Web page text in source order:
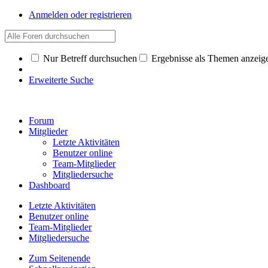
Anmelden oder registrieren
Nur Betreff durchsuchen Ergebnisse als Themen
Erweiterte Suche
Forum
Mitglieder
Letzte Aktivitäten
Benutzer online
Team-Mitglieder
Mitgliedersuche
Dashboard
Letzte Aktivitäten
Benutzer online
Team-Mitglieder
Mitgliedersuche
Zum Seitenende